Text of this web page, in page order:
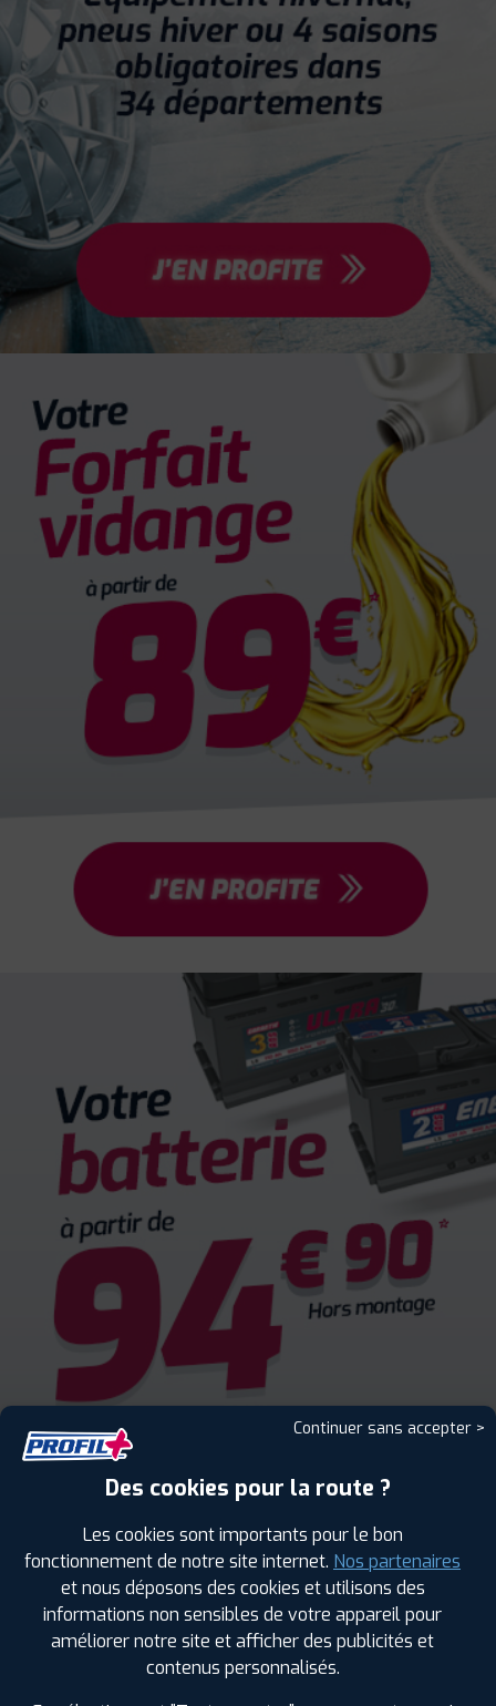
ENCORE PLUS D'AVANTAGES
Continuer sans accepter >
Des cookies pour la route ?
Les cookies sont importants pour le bon
fonctionnement de notre site internet. Nos partenaires
et nous déposons des cookies et utilisons des
informations non sensibles de votre appareil pour
améliorer notre site et afficher des publicités et
contenus personnalisés.